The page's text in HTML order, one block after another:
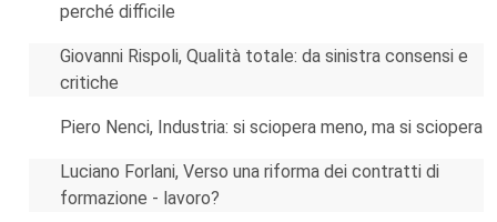
perché difficile
Giovanni Rispoli, Qualità totale: da sinistra consensi e
critiche
Piero Nenci, Industria: si sciopera meno, ma si sciopera
Luciano Forlani, Verso una riforma dei contratti di
formazione - lavoro?